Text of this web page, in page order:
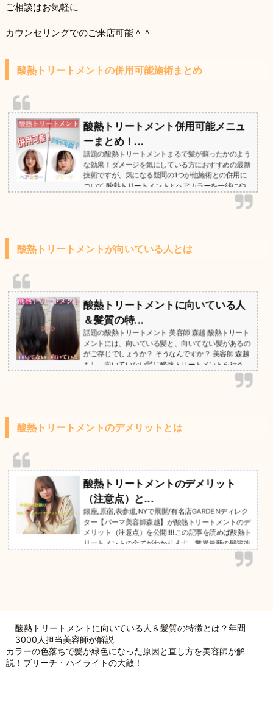
ご相談はお気軽に
カウンセリングでのご来店可能＾＾
酸熱トリートメントの併用可能施術まとめ
酸熱トリートメント併用可能メニュ
ーまとめ！...
話題の酸熱トリートメントまるで髪が蘇ったかのよう
な効果！ダメージを気にしている方におすすめの最新
技術ですが、気になる疑問の1つが他施術との併用に
ついて 酸熱トリートメントとヘアカラーを一緒にや
りたいです。 縮毛矯正やパーマと併用できるんです
か？ 美容師 森越 併用可能なメニューには2種類あり
酸熱トリートメントが向いている人とは
酸熱トリートメントに向いている人
＆髪質の特...
話題の酸熱トリートメント 美容師 森越 酸熱トリート
メントには、向いている髪と、向いてない髪があるの
がご存じでしょうか？ そうなんですか？ 美容師 森越
もし、向いていない髪に酸熱トリートメントを行う
と、髪が大変な事態になってしまうこともあるので
す。 向いてない髪に酸熱トリートメントをすると…髪
酸熱トリートメントのデメリットとは
酸熱トリートメントのデメリット
（注意点）と...
銀座,原宿,表参道,NYで展開/有名店GARDENディレク
ター【パーマ美容師森越】が酸熱トリートメントのデ
メリット（注意点）を公開!!!!この記事を読めば酸熱ト
リートメントの全てがわかります。業界最新の髪質改
善トリートメントとは実際にどんなもの？効果はある
の？そんな疑問は【こちらの記事】をお読み下さい。
酸熱トリートメントに向いている人＆髪質の特徴とは？年間
3000人担当美容師が解説
カラーの色落ちで髪が緑色になった原因と直し方を美容師が解
説！ブリーチ・ハイライトの大敵！